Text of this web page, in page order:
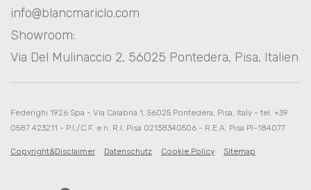
info@blancmariclo.com
Showroom:
Via Del Mulinaccio 2, 56025 Pontedera, Pisa, Italien
Federighi 1926 Spa - Via Calabria 1, 56025 Pontedera, Pisa, Italy - tel. +39
0587 423211 - P.I./C.F. e n. R.I. Pisa 02138340506 - R.E.A. Pisa PI-184077
Copyright&Disclaimer Datenschutz Cookie Policy Sitemap